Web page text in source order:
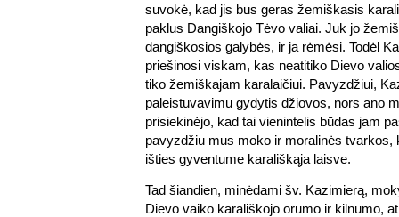
suvokė, kad jis bus geras žemiškasis
paklus Dangiškojo Tėvo valiai. Juk jo
dangiškosios galybės, ir ja rėmėsi. Todėl
priešinosi viskam, kas neatitiko Dievo
tiko žemiškajam karalaičiui. Pavyzdžiui,
paleistuvavimu gydytis džiovos, nors ano
prisiekinėjo, kad tai vienintelis būdas jam
pavyzdžiu mus moko ir moralinės tvarkos,
išties gyventume karališkąja laisve.
Tad šiandien, minėdami šv. Kazimierą,
Dievo vaiko karališkojo orumo ir kilnumo,